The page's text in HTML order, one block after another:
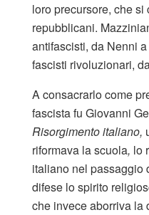
loro precursore, che si
repubblicani.
antifascisti, da Nenni
fascisti rivoluzionari,
A consacrarlo come
fascista fu Giovanni
Risorgimento italiano,
riformava la scuola, lo
italiano nel passaggio
difese lo spirito
che invece aborriva la